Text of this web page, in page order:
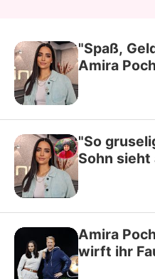
"Spaß,
Amira
"So
Sohn sieht
Amira
wirft ihr